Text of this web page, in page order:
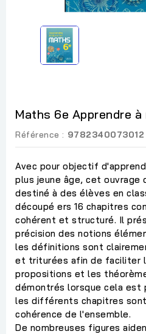
Maths 6e Apprendre
Référence : 9782340073012
Avec pour objectif
plus jeune âge, cet ouvrage
destiné à des élèves en
découpé ers 16 chapitres
cohérent et structuré. Il
précision des notions
les définitions sont
et triturées afin de faciliter
propositions et les
démontrés lorsque cela est
les différents chapitres
cohérence de l'ensemble.
De nombreuses figures